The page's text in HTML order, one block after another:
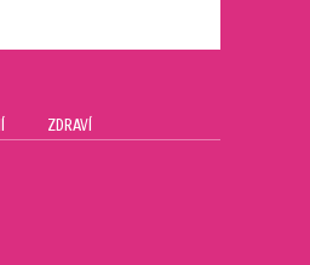
ZDRAVÍ